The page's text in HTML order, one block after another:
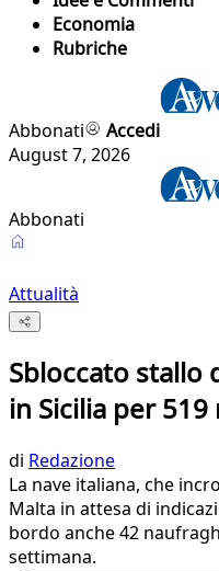
Economia
Rubriche
Abbonati
Accedi
August 7, 2026
Abbonati
Attualità
Sbloccato stallo
in Sicilia per
di Redazione
La nave italiana, che
Malta in attesa di
bordo anche 42
settimana.